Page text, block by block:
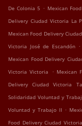
De Colonia 5 . Mexican
Delivery Ciudad Victoria La
Mexican Food Delivery
Victoria José de Escandón .
Mexican Food Delivery
Victoria Victoria
. Mexican
Delivery Ciudad Victoria
Solidaridad Voluntad y
Voluntad y Trabajo II .
Food Delivery Ciudad